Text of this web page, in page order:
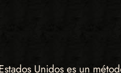
Unidos es un